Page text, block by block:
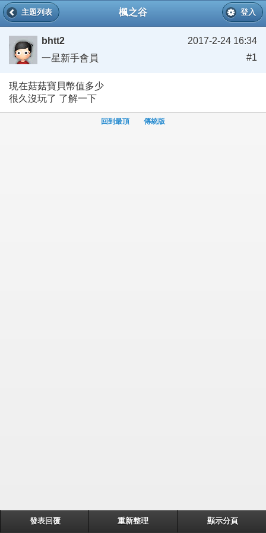
楓之谷
主題列表 登入
bhtt2
一星新手會員
2017-2-24 16:34
#1
現在菇菇寶貝幣值多少
很久沒玩了 了解一下
回到最頂 傳統版
發表回覆 重新整理 顯示分頁